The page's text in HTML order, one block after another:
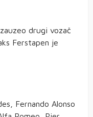
drugi vozač
Ferstapen je
Fernando Alonso